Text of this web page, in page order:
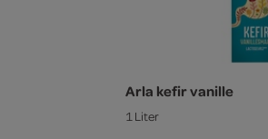
Arla kefir vanille
1 Liter